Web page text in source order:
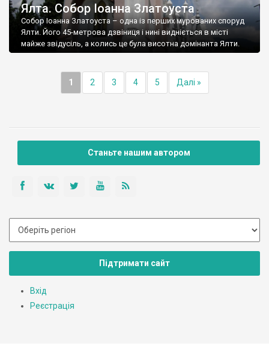
Ялта. Собор Іоанна Златоуста
Собор Іоанна Златоуста – одна із перших мурованих споруд
Ялти. Його 45-метрова дзвіниця і нині видніється в місті
майже звідусіль, а колись це була висотна домінанта Ялти.
1 2 3 4 5 Далі »
Станьте нашим автором
Підтримати сайт
Вхід
Реєстрація